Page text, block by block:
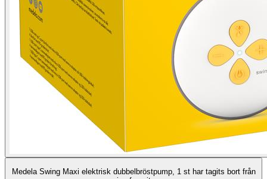
Medela Swing Maxi elektrisk dubbelbröstpump, 1 st har tagits bort från